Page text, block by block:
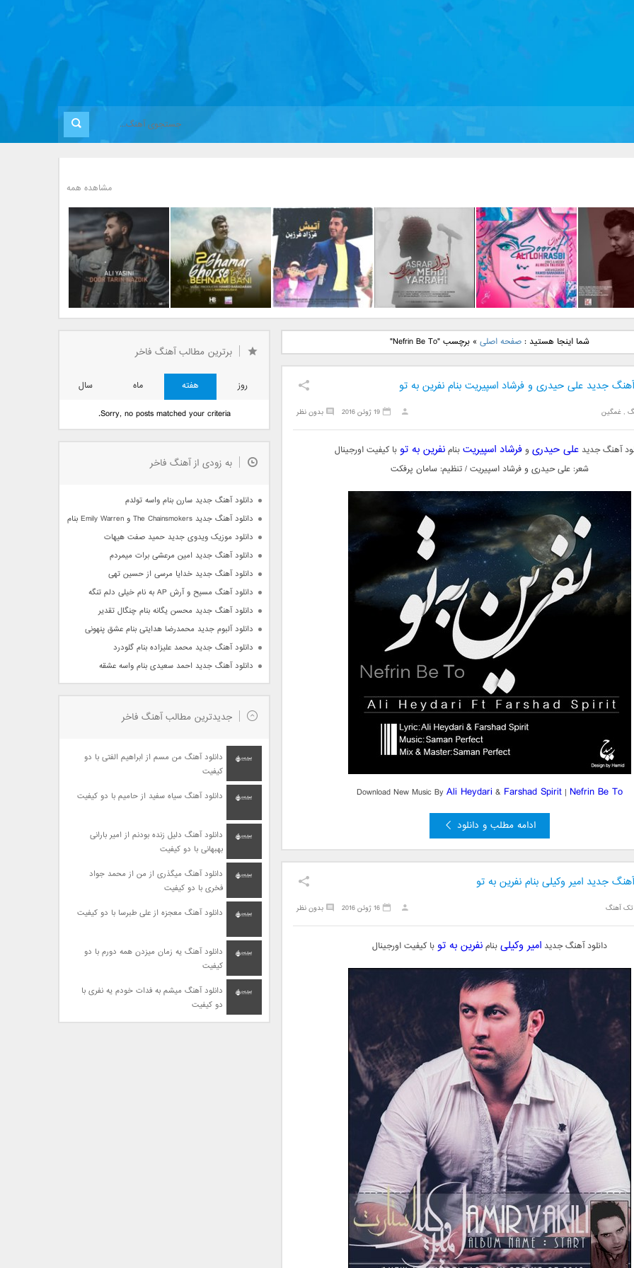
مشاهده همه
جدید رضا
دانلود آهنگ جدید علی
لهراسبی بنام صورت
دانلود آهنگ جدید مهدی
یراحی بنام اسرار
دانلود آهنگ جدید فرزاد
بانی بنام قرص قمر 2
یاسینی بنام دورترین نزدیک
شما اینجا هستید :صفحه اصلی »برچسب "Nefrin Be To"
آهنگ جدید علی حیدری و فرشاد اسپیریت بنام نفرین به تو
,غمگین بدون نظر 19 ژوئن 2016
آهنگ جدید علی حیدری وفرشاد اسپیریتبنامنفرین به توبا کیفیت اورجینال
شعر: علی حیدری و فرشاد اسپیریت / تنظیم: سامان پرفکت
Download New Music ByAli Heydari & Farshad Spirit | Nefrin Be To
ادامه مطلب و دانلود
جدید امیر وکیلی بنام نفرین به تو
تک آهنگ بدون نظر 16 ژوئن 2016
دانلود آهنگ جدید امیر وکیلیبنامنفرین به توبا کیفیت اورجینال
برترین مطالب آهنگ فاخر
روز هفته ماه
سال
Sorry, no posts matched your criteria.
به زودی از آهنگ فاخر
دانلود آهنگ جدید سارن بنام واسه تولدم
دانلود آهنگ جدید The Chainsmokers و Emily Warren بنام Side Effects
دانلود موزیک ویدوی جدید حمید صفت هیهات
دانلود آهنگ جدید امین مرعشی برات میمردم
دانلود آهنگ جدید خدایا مرسی از حسین تهی
دانلود آهنگ مسیح و آرش AP به نام خیلی دلم تنگه
دانلود آهنگ جدید محسن یگانه بنام چنگال تقدیر
دانلود آلبوم جدید محمدرضا هدایتی بنام عشق پنهونی
دانلود آهنگ جدید محمد علیزاده بنام گلودرد
دانلود آهنگ جدید احمد سعیدی بنام واسه عشقه
جدیدترین مطالب آهنگ فاخر
دانلود آهنگ من مسم از ابراهیم الفتی با دو
کیفیت
دانلود آهنگ سیاه سفید از حامیم با دو کیفیت
دانلود آهنگ دلیل زنده بودنم از امیر بارانی
بهبهانی با دو کیفیت
دانلود آهنگ میگذری از من از محمد جواد
فخری با دو کیفیت
دانلود آهنگ معجزه از علی طبرسا با دو کیفیت
دانلود آهنگ یه زمان میزدن همه دورم با دو
کیفیت
دانلود آهنگ میشم به فدات خودم یه نفری با
دو کیفیت